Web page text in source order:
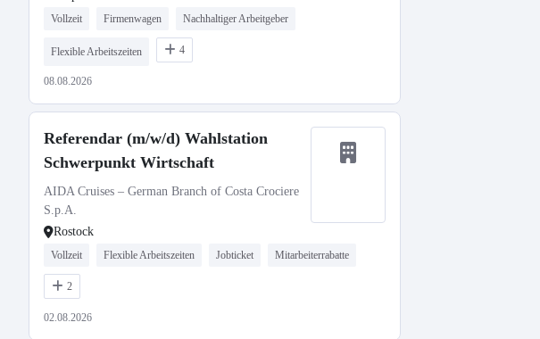
Vollzeit Firmenwagen Nachhaltiger Arbeitgeber
Flexible Arbeitszeiten 4
08.08.2026
Referendar (m/w/d) Wahlstation
Schwerpunkt Wirtschaft
AIDA Cruises – German Branch of Costa Crociere
S.p.A.
Rostock
Vollzeit Flexible Arbeitszeiten Jobticket Mitarbeiterrabatte
2
02.08.2026